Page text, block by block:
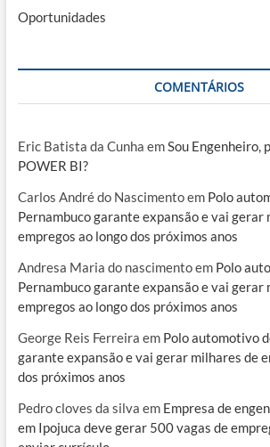
Oportunidades
COMENTÁRIOS
Eric Batista da Cunha emSou Engenheiro,
POWER BI?
Carlos André do Nascimentoem Polo
Pernambuco garante expansão e vai gerar
empregos ao longo dos próximos anos
Andresa Maria do nascimentoem Polo
Pernambuco garante expansão e vai gerar
empregos ao longo dos próximos anos
George Reis Ferreira em Polo automotivo
garante expansão e vai gerar milhares de
dos próximos anos
Pedro cloves da silva em Empresa de
em Ipojuca deve gerar 500 vagas de